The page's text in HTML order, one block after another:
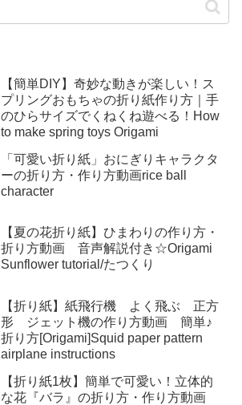
【簡単DIY】奇妙な動きが楽しい！ス
プリングおもちゃの折り紙作り方｜手
のひらサイズでくねくね遊べる！How
to make spring toys Origami
「可愛い折り紙」おにぎりキャラクタ
ーの折り方・作り方動画rice ball
character
【夏の花折り紙】ひまわりの作り方・
折り方動画 音声解説付き☆Origami
Sunflower tutorial/たつくり
【折り紙】紙飛行機 よく飛ぶ 正方
形 ジェット機の作り方動画 簡単♪
折り方[Origami]Squid paper pattern
airplane instructions
【折り紙1枚】簡単で可愛い！立体的
な花『バラ』の折り方・作り方動画